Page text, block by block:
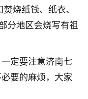
烧纸钱、纸衣、
分地区会烧写有祖
定要注意济南七
要的麻烦，大家
个心安，给亡母
不行。
趣